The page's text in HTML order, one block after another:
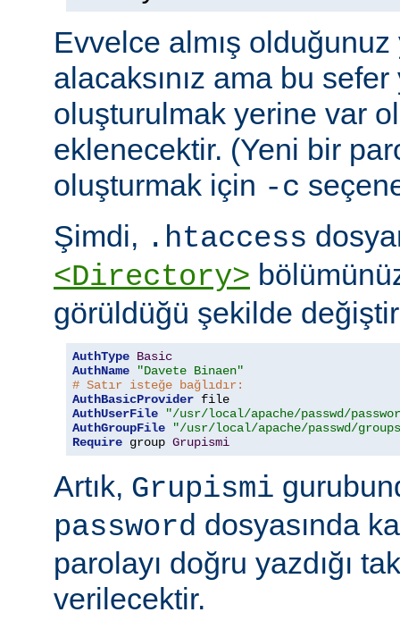
Evvelce almış olduğunuz
alacaksınız ama bu
oluşturulmak yerine var
eklenecektir. (Yeni bir
oluşturmak için -c
Şimdi, .htaccess
<Directory>
görüldüğü şekilde
AuthType Basic
AuthName
"Davete Binaen"
# Satır isteğe bağlıdır:
AuthBasicProvider
AuthUserFile
"/usr/local/apache/passwd/
AuthGroupFile
"/usr/local/apache/passwd/
Require group Grupismi
Artık, Grupismi
password dosyasında
parolayı doğru yazdığı
verilecektir.